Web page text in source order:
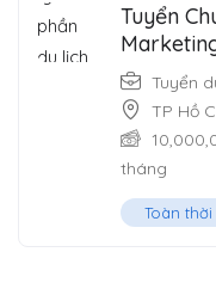
Tuyển
Tuyển
TP Hồ
tháng
Toàn